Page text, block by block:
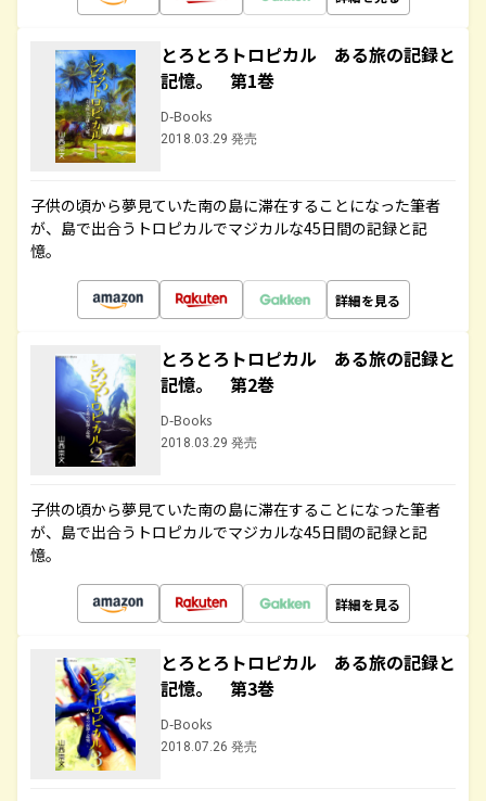
とろとろトロピカル ある旅の記録と
記憶。 第1巻
D-Books
2018.03.29 発売
子供の頃から夢見ていた南の島に滞在することになった筆者
が、島で出合うトロピカルでマジカルな45日間の記録と記
憶。
詳細を見る
とろとろトロピカル ある旅の記録と
記憶。 第2巻
D-Books
2018.03.29 発売
子供の頃から夢見ていた南の島に滞在することになった筆者
が、島で出合うトロピカルでマジカルな45日間の記録と記
憶。
詳細を見る
とろとろトロピカル ある旅の記録と
記憶。 第3巻
D-Books
2018.07.26 発売